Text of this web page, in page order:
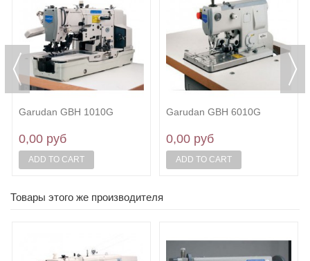
Garudan GBH 1010G
0,00 руб
ADD TO CART
Garudan GBH 6010G
0,00 руб
ADD TO CART
Товары этого же производителя